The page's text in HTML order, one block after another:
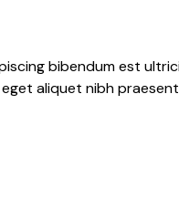
bibendum est
aliquet nibh